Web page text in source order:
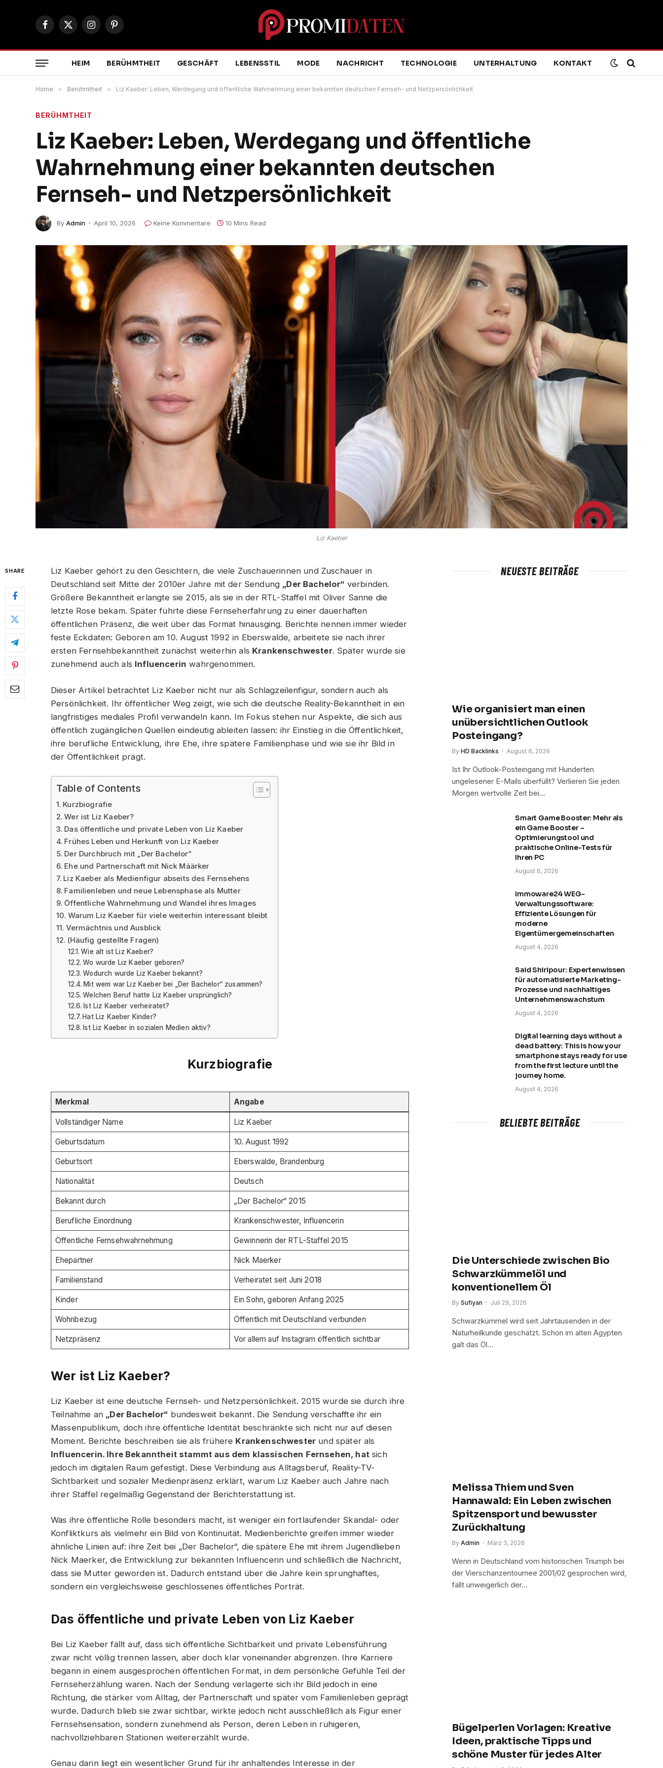
Facebook
X
InstagramPinterest
HEIM BERÜHMTHEIT GESCHÄFT LEBENSSTIL MODE NACHRICHT TECHNOLOGIE UNTERHALTUNG KONTAKT
Home » Berühmtheit » Liz Kaeber: Leben, Werdegang und öffentliche Wahrnehmung einer bekannten deutschen Fernseh- und Netzpersönlichkeit
BERÜHMTHEIT
Liz Kaeber: Leben, Werdegang und öffentliche
Wahrnehmung einer bekannten deutschen
Fernseh- und Netzpersönlichkeit
By Admin April 10, 2026 Keine Kommentare 10 Mins Read
Liz Kaeber
SHARE
Liz Kaeber gehört zu den Gesichtern, die viele Zuschauerinnen und Zuschauer in
Deutschland seit Mitte der 2010er Jahre mit der Sendung „Der Bachelor“ verbinden.
Größere Bekanntheit erlangte sie 2015, als sie in der RTL-Staffel mit Oliver Sanne die
letzte Rose bekam. Später führte diese Fernseherfahrung zu einer dauerhaften
öffentlichen Präsenz, die weit über das Format hinausging. Berichte nennen immer wieder
feste Eckdaten: Geboren am 10. August 1992 in Eberswalde, arbeitete sie nach ihrer
ersten Fernsehbekanntheit zunächst weiterhin als Krankenschwester. Später wurde sie
zunehmend auch als Influencerin wahrgenommen.
Dieser Artikel betrachtet Liz Kaeber nicht nur als Schlagzeilenfigur, sondern auch als
Persönlichkeit. Ihr öffentlicher Weg zeigt, wie sich die deutsche Reality-Bekanntheit in ein
langfristiges mediales Profil verwandeln kann. Im Fokus stehen nur Aspekte, die sich aus
öffentlich zugänglichen Quellen eindeutig ableiten lassen: ihr Einstieg in die Öffentlichkeit,
ihre berufliche Entwicklung, ihre Ehe, ihre spätere Familienphase und wie sie ihr Bild in
der Öffentlichkeit prägt.
Table of Contents
Kurzbiografie
Wer ist Liz Kaeber?
Das öffentliche und private Leben von Liz Kaeber
Frühes Leben und Herkunft von Liz Kaeber
Der Durchbruch mit „Der Bachelor“
Ehe und Partnerschaft mit Nick Määrker
Liz Kaeber als Medienfigur abseits des Fernsehens
Familienleben und neue Lebensphase als Mutter
Öffentliche Wahrnehmung und Wandel ihres Images
Warum Liz Kaeber für viele weiterhin interessant bleibt
Vermächtnis und Ausblick
(Häufig gestellte Fragen)
Wie alt ist Liz Kaeber?
Wo wurde Liz Kaeber geboren?
Wodurch wurde Liz Kaeber bekannt?
Mit wem war Liz Kaeber bei „Der Bachelor“ zusammen?
Welchen Beruf hatte Liz Kaeber ursprünglich?
Ist Liz Kaeber verheiratet?
Hat Liz Kaeber Kinder?
Ist Liz Kaeber in sozialen Medien aktiv?
Kurzbiografie
Merkmal Angabe
Vollständiger Name Liz Kaeber
Geburtsdatum 10. August 1992
Geburtsort Eberswalde, Brandenburg
Nationalität Deutsch
Bekannt durch „Der Bachelor“ 2015
Berufliche Einordnung Krankenschwester, Influencerin
Öffentliche Fernsehwahrnehmung Gewinnerin der RTL-Staffel 2015
Ehepartner Nick Maerker
Familienstand Verheiratet seit Juni 2018
Kinder Ein Sohn, geboren Anfang 2025
Wohnbezug Öffentlich mit Deutschland verbunden
Netzpräsenz Vor allem auf Instagram öffentlich sichtbar
Wer ist Liz Kaeber?
Liz Kaeber ist eine deutsche Fernseh- und Netzpersönlichkeit. 2015 wurde sie durch ihre
Teilnahme an „Der Bachelor“ bundesweit bekannt. Die Sendung verschaffte ihr ein
Massenpublikum, doch ihre öffentliche Identität beschränkte sich nicht nur auf diesen
Moment. Berichte beschreiben sie als frühere Krankenschwester und später als
Influencerin. Ihre Bekanntheit stammt aus dem klassischen Fernsehen, hat sich
jedoch im digitalen Raum gefestigt. Diese Verbindung aus Alltagsberuf, Reality-TV-
Sichtbarkeit und sozialer Medienpräsenz erklärt, warum Liz Kaeber auch Jahre nach
ihrer Staffel regelmäßig Gegenstand der Berichterstattung ist.
Was ihre öffentliche Rolle besonders macht, ist weniger ein fortlaufender Skandal- oder
Konfliktkurs als vielmehr ein Bild von Kontinuität. Medienberichte greifen immer wieder
ähnliche Linien auf: ihre Zeit bei „Der Bachelor“, die spätere Ehe mit ihrem Jugendlieben
Nick Maerker, die Entwicklung zur bekannten Influencerin und schließlich die Nachricht,
dass sie Mutter geworden ist. Dadurch entstand über die Jahre kein sprunghaftes,
sondern ein vergleichsweise geschlossenes öffentliches Porträt.
Das öffentliche und private Leben von Liz Kaeber
Bei Liz Kaeber fällt auf, dass sich öffentliche Sichtbarkeit und private Lebensführung
zwar nicht völlig trennen lassen, aber doch klar voneinander abgrenzen. Ihre Karriere
begann in einem ausgesprochen öffentlichen Format, in dem persönliche Gefühle Teil der
Fernseherzählung waren. Nach der Sendung verlagerte sich ihr Bild jedoch in eine
Richtung, die stärker vom Alltag, der Partnerschaft und später vom Familienleben geprägt
wurde. Dadurch blieb sie zwar sichtbar, wirkte jedoch nicht ausschließlich als Figur einer
Fernsehsensation, sondern zunehmend als Person, deren Leben in ruhigeren,
nachvollziehbaren Stationen weitererzählt wurde.
Genau darin liegt ein wesentlicher Grund für ihr anhaltendes Interesse in der
NEUESTE BEITRÄGE
Wie organisiert man einen
unübersichtlichen Outlook
Posteingang?
By HD Backlinks August 6, 2026
Ist Ihr Outlook-Posteingang mit Hunderten
ungelesener E-Mails überfüllt? Verlieren Sie jeden
Morgen wertvolle Zeit bei…
Smart Game Booster: Mehr als
ein Game Booster –
Optimierungstool und
praktische Online-Tests für
Ihren PC
August 6, 2026
Immoware24 WEG-
Verwaltungssoftware:
Effiziente Lösungen für
moderne
Eigentümergemeinschaften
August 4, 2026
Said Shiripour: Expertenwissen
für automatisierte Marketing-
Prozesse und nachhaltiges
Unternehmenswachstum
August 4, 2026
Digital learning days without a
dead battery: This is how your
smartphone stays ready for use
from the first lecture until the
journey home.
August 4, 2026
BELIEBTE BEITRÄGE
Die Unterschiede zwischen Bio
Schwarzkümmelöl und
konventionellem Öl
By Sufiyan Juli 29, 2026
Schwarzkümmel wird seit Jahrtausenden in der
Naturheilkunde geschätzt. Schon im alten Ägypten
galt das Öl…
Melissa Thiem und Sven
Hannawald: Ein Leben zwischen
Spitzensport und bewusster
Zurückhaltung
By Admin März 3, 2026
Wenn in Deutschland vom historischen Triumph bei
der Vierschanzentournee 2001/02 gesprochen wird,
fällt unweigerlich der…
Bügelperlen Vorlagen: Kreative
Ideen, praktische Tipps und
schöne Muster für jedes Alter